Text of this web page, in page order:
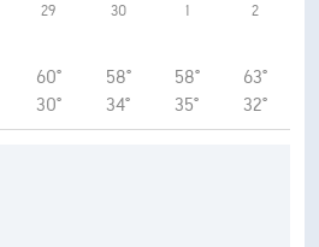
29
60°
30°
30
58°
34°
1
58°
35°
2
63°
32°